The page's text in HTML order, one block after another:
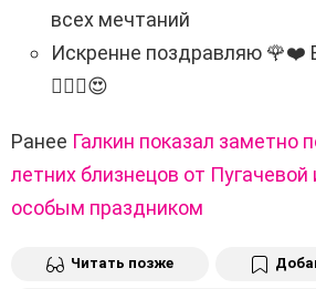
всех мечтаний
Искренне поздравляю 🌹❤️
❤️‍🔥💫😍
Ранее Галкин показал заметно
летних близнецов от Пугачевой
особым праздником
Читать позже